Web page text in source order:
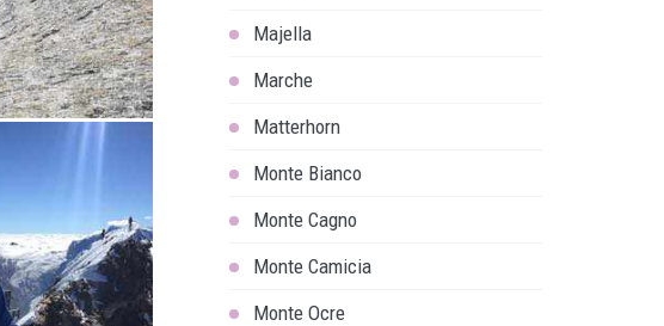
Majella
Marche
Matterhorn
Monte Bianco
Monte Cagno
Monte Camicia
Monte Ocre